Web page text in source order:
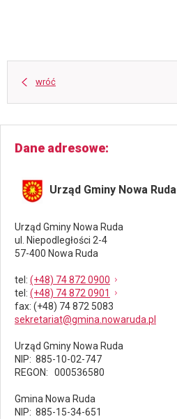
wróć
Dane adresowe
Urząd Gminy Nowa Ruda
Urząd Gminy Nowa Ruda
ul. Niepodległości 2-4
57-400 Nowa Ruda
tel : (+48) 74 872 0900
tel : (+48) 74 872 0901
fax: (+48) 74 872 5083
sekretariat@gmina.nowaruda.pl
Urząd Gminy Nowa Ruda
NIP: 885-10-02-747
REGON: 000536580
Gmina Nowa Ruda
NIP: 885-15-34-651